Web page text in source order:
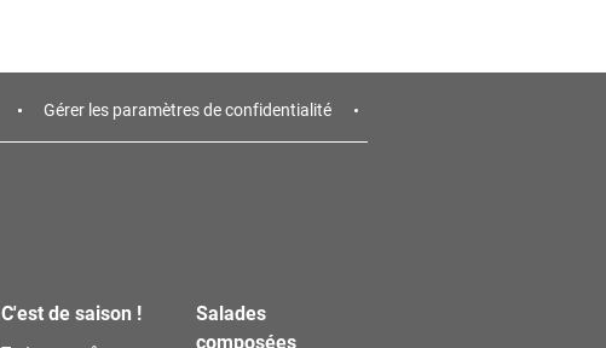
Gérer les paramètres de confidentialité
C'est de saison !
Salades
composées